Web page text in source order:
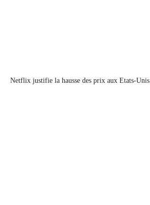
Netflix justifie la hausse des prix aux Etats-Unis